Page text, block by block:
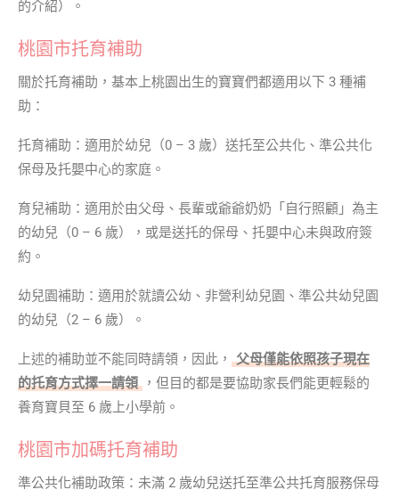
的介紹）。
桃園市托育補助
關於托育補助，基本上桃園出生的寶寶們都適用以下 3 種補
助：
托育補助：適用於幼兒（0 – 3 歲）送托至公共化、準公共化
保母及托嬰中心的家庭。
育兒補助：適用於由父母、長輩或爺爺奶奶「自行照顧」為主
的幼兒（0 – 6 歲），或是送托的保母、托嬰中心未與政府簽
約。
幼兒園補助：適用於就讀公幼、非營利幼兒園、準公共幼兒園
的幼兒（2 – 6 歲）。
上述的補助並不能同時請領，因此，
父母僅能依照孩子現在
的托育方式擇一請領
，但目的都是要協助家長們能更輕鬆的
養育寶貝至 6 歲上小學前。
桃園市加碼托育補助
準公共化補助政策：未滿 2 歲幼兒送托至準公共托育服務保母